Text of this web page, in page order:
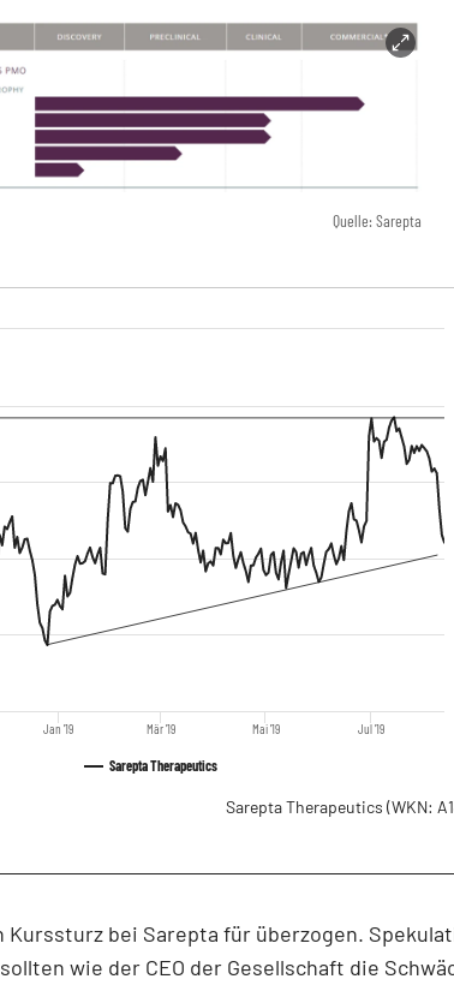
Quelle: Sarepta
Sarepta Therapeutics
Jan '19 Mär '19 Mai '19 Jul '19
Sarepta Therapeutics (WKN:
Kurssturz bei Sarepta für überzogen.
wie der CEO der Gesellschaft die